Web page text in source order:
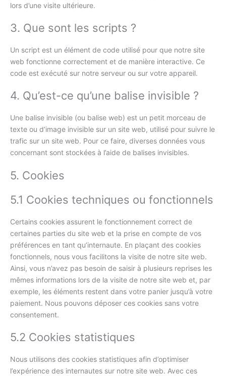
lors d’une visite ultérieure.
3. Que sont les scripts ?
Un script est un élément de code utilisé pour que notre site
web fonctionne correctement et de manière interactive. Ce
code est exécuté sur notre serveur ou sur votre appareil.
4. Qu’est-ce qu’une balise invisible ?
Une balise invisible (ou balise web) est un petit morceau de
texte ou d’image invisible sur un site web, utilisé pour suivre le
trafic sur un site web. Pour ce faire, diverses données vous
concernant sont stockées à l’aide de balises invisibles.
5. Cookies
5.1 Cookies techniques ou fonctionnels
Certains cookies assurent le fonctionnement correct de
certaines parties du site web et la prise en compte de vos
préférences en tant qu’internaute. En plaçant des cookies
fonctionnels, nous vous facilitons la visite de notre site web.
Ainsi, vous n’avez pas besoin de saisir à plusieurs reprises les
mêmes informations lors de la visite de notre site web et, par
exemple, les éléments restent dans votre panier jusqu’à votre
paiement. Nous pouvons déposer ces cookies sans votre
consentement.
5.2 Cookies statistiques
Nous utilisons des cookies statistiques afin d’optimiser
l’expérience des internautes sur notre site web. Avec ces